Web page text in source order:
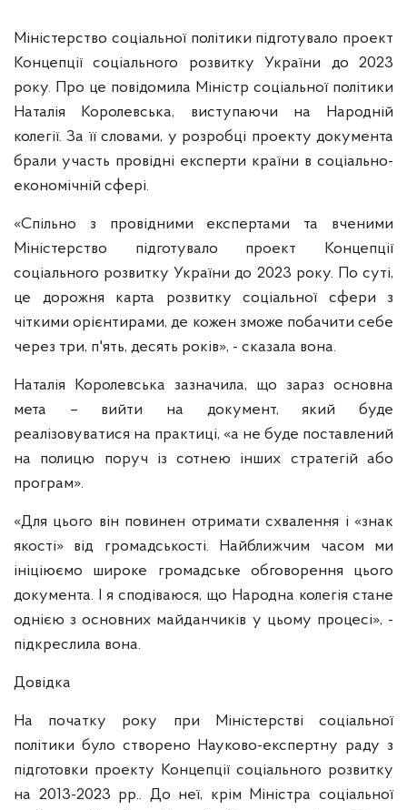
Міністерство соціальної політики підготувало проект
Концепції соціального розвитку України до 2023
року. Про це повідомила Міністр соціальної політики
Наталія Королевська, виступаючи на Народній
колегії. За її словами, у розробці проекту документа
брали участь провідні експерти країни в соціально-
економічній сфері.
«Спільно з провідними експертами та вченими
Міністерство підготувало проект Концепції
соціального розвитку України до 2023 року. По суті,
це дорожня карта розвитку соціальної сфери з
чіткими орієнтирами, де кожен зможе побачити себе
через три, п'ять, десять років», - сказала вона.
Наталія Королевська зазначила, що зараз основна
мета – вийти на документ, який буде
реалізовуватися на практиці, «а не буде поставлений
на полицю поруч із сотнею інших стратегій або
програм».
«Для цього він повинен отримати схвалення і «знак
якості» від громадськості. Найближчим часом ми
ініціюємо широке громадське обговорення цього
документа. І я сподіваюся, що Народна колегія стане
однією з основних майданчиків у цьому процесі», -
підкреслила вона.
Довідка
На початку року при Міністерстві соціальної
політики було створено Науково-експертну раду з
підготовки проекту Концепції соціального розвитку
на 2013-2023 рр.. До неї, крім Міністра соціальної